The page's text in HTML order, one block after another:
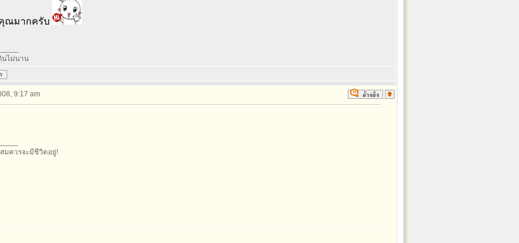
ณมากครับ
ไม่นาน
9:17 am
มควรจะมีชีวิตอยู่!